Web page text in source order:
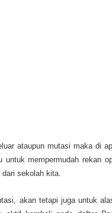
ataupun mutasi maka di
mempermudah rekan
sekolah kita.
akan tetapi juga untuk